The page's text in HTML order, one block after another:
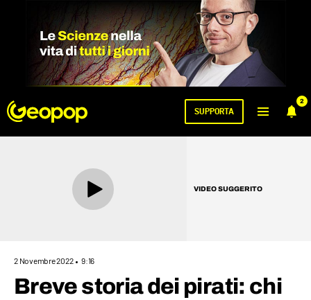
2
SUPPORTA
VIDEO SUGGERITO
2 Novembre 2022 9:16
Breve storia dei pirati: chi